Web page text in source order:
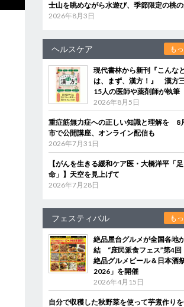
士山を眺めながら水遊び、季節限定の桃
2026年8月3日
ヘルスケア も
現代書林から新刊『こんな
は、まず、漢方！』 漢方
15人の医師や薬剤師が執筆
2026年8月5日
重症筋無力症への正しい知識と理解を 8
市で公開講座、オンライン配信も
2026年7月31日
【がんを生きる緩和ケア医・大橋洋平「
命」】天空を見上げて
2026年7月28日
フェスティバル も
絶品屋台グルメが全国各地
結 “庶民派食フェス”第4回
絶品グルメビール＆日本酒
2026」を開催
2026年4月15日
自分で収穫した秋野菜を使って芋煮作り